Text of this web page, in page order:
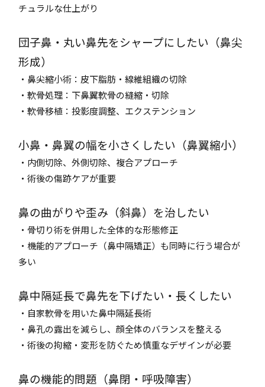
チュラルな仕上がり
団子鼻・丸い鼻先をシャープにしたい（鼻尖
形成）
・鼻尖縮小術：皮下脂肪・線維組織の切除
・軟骨処理：下鼻翼軟骨の縫縮・切除
・軟骨移植：投影度調整、エクステンション
小鼻・鼻翼の幅を小さくしたい（鼻翼縮小）
・内側切除、外側切除、複合アプローチ
・術後の傷跡ケアが重要
鼻の曲がりや歪み（斜鼻）を治したい
・骨切り術を併用した全体的な形態修正
・機能的アプローチ（鼻中隔矯正）も同時に行う場合が
多い
鼻中隔延長で鼻先を下げたい・長くしたい
・自家軟骨を用いた鼻中隔延長術
・鼻孔の露出を減らし、顔全体のバランスを整える
・術後の拘縮・変形を防ぐため慎重なデザインが必要
鼻の機能的問題（鼻閉・呼吸障害）